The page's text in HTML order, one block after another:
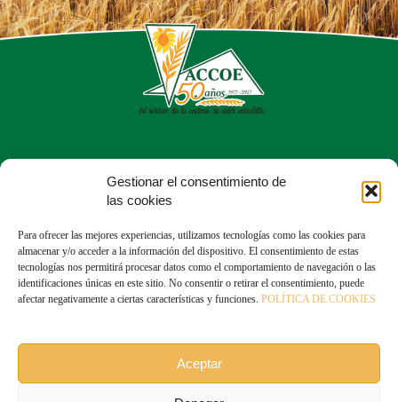
Gestionar el consentimiento de
las cookies
Para ofrecer las mejores experiencias, utilizamos tecnologías como las cookies para
almacenar y/o acceder a la información del dispositivo. El consentimiento de estas
tecnologías nos permitirá procesar datos como el comportamiento de navegación o las
identificaciones únicas en este sitio. No consentir o retirar el consentimiento, puede
afectar negativamente a ciertas características y funciones. POLÍTICA DE COOKIES
Aceptar
Calle del Dr. Fleming, 56, Chamartín
28036 Madrid
913 50 43 05
Linkedin: ACCOE